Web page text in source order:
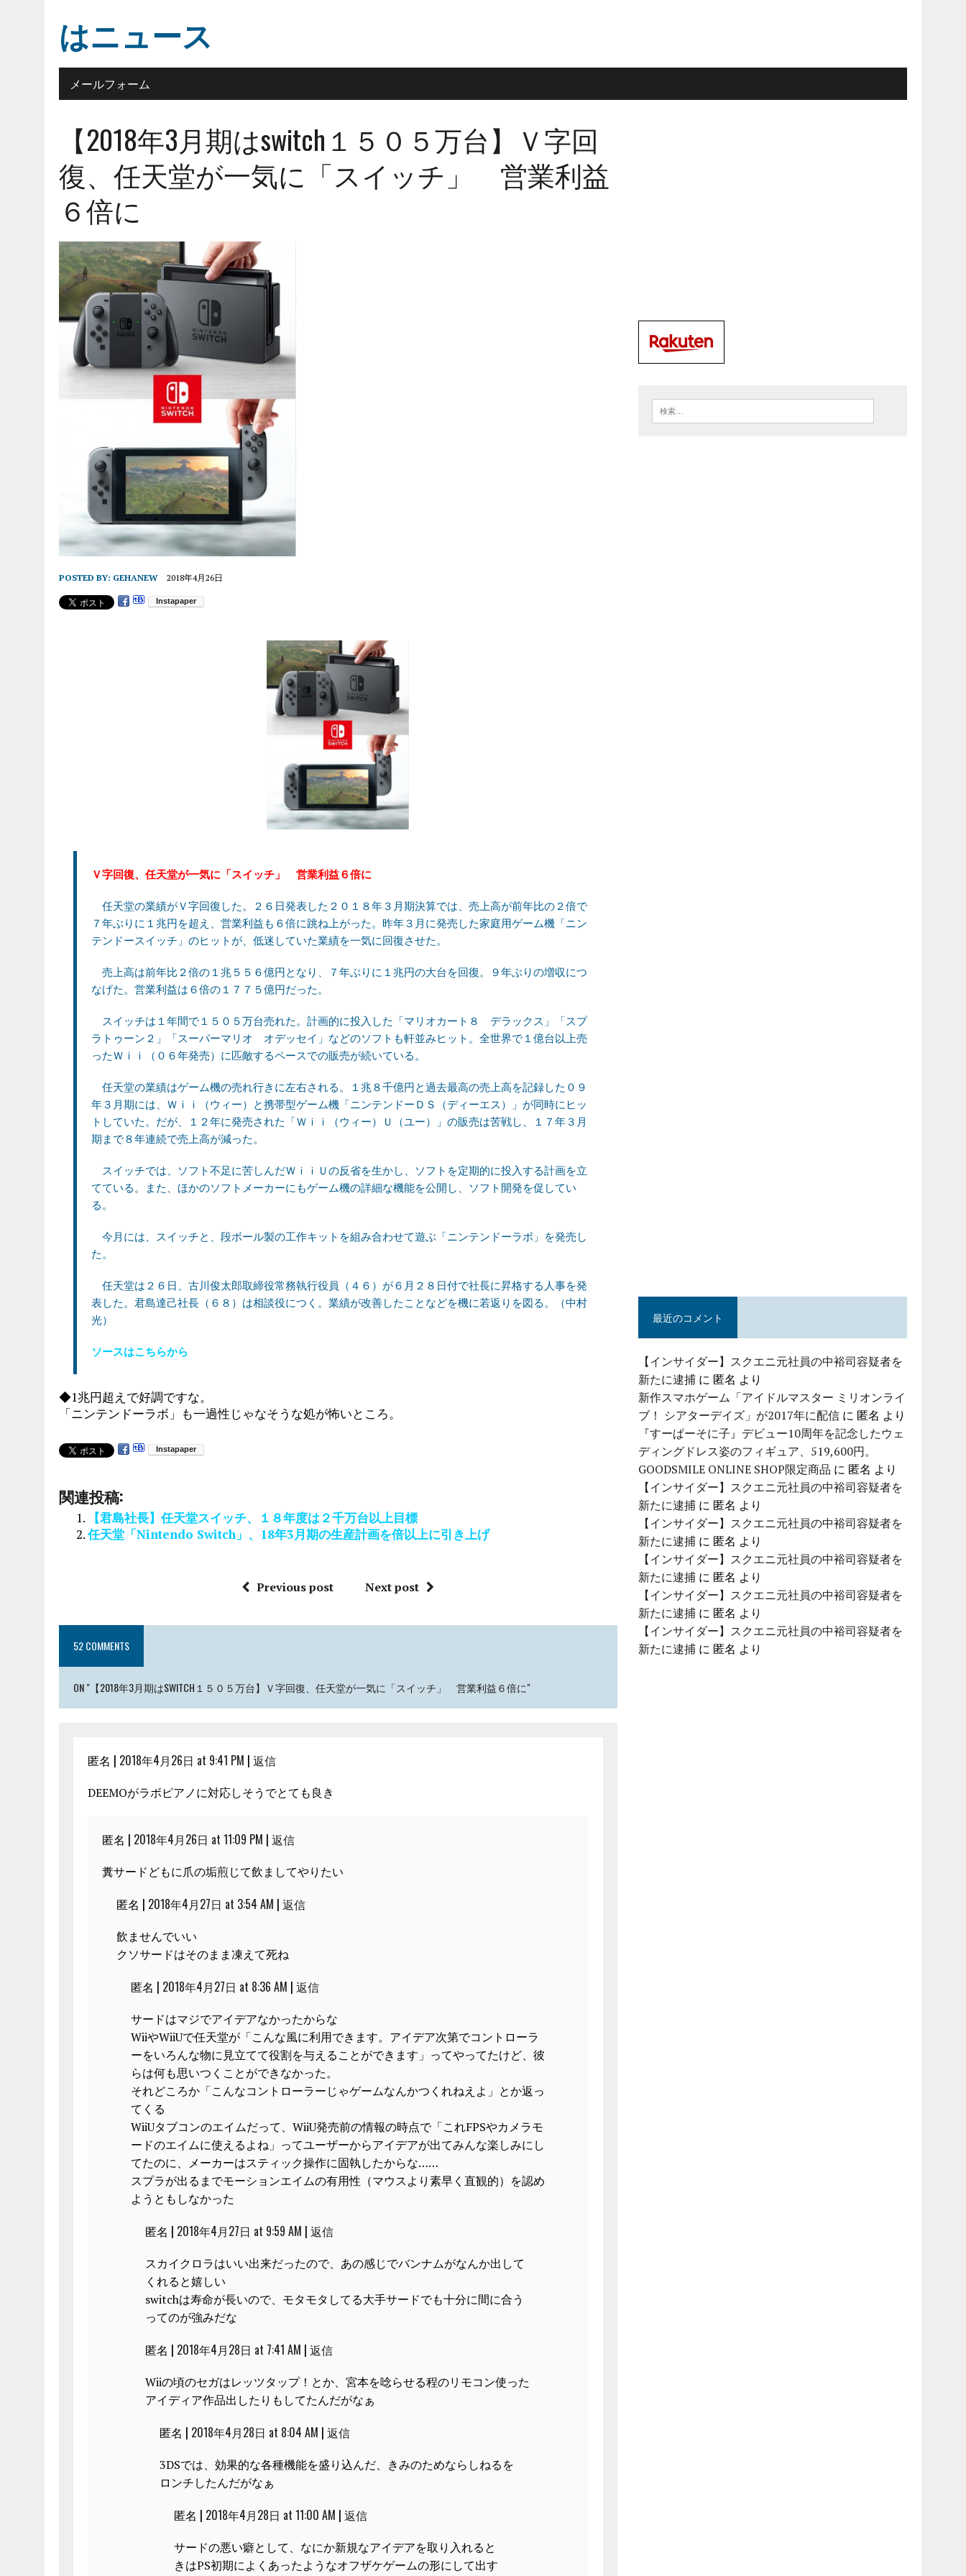
はニュース
メールフォーム
【2018年3月期はswitch１５０５万台】Ｖ字回
復、任天堂が一気に「スイッチ」 営業利益
６倍に
POSTED BY: GEHANEW 2018年4月26日
Ｖ字回復、任天堂が一気に「スイッチ」 営業利益６倍に
任天堂の業績がＶ字回復した。２６日発表した２０１８年３月期決算では、売上高が前年比の２倍で
７年ぶりに１兆円を超え、営業利益も６倍に跳ね上がった。昨年３月に発売した家庭用ゲーム機「ニン
テンドースイッチ」のヒットが、低迷していた業績を一気に回復させた。
売上高は前年比２倍の１兆５５６億円となり、７年ぶりに１兆円の大台を回復。９年ぶりの増収につ
なげた。営業利益は６倍の１７７５億円だった。
スイッチは１年間で１５０５万台売れた。計画的に投入した「マリオカート８ デラックス」「スプ
ラトゥーン２」「スーパーマリオ オデッセイ」などのソフトも軒並みヒット。全世界で１億台以上売
ったＷｉｉ（０６年発売）に匹敵するペースでの販売が続いている。
任天堂の業績はゲーム機の売れ行きに左右される。１兆８千億円と過去最高の売上高を記録した０９
年３月期には、Ｗｉｉ（ウィー）と携帯型ゲーム機「ニンテンドーＤＳ（ディーエス）」が同時にヒッ
トしていた。だが、１２年に発売された「Ｗｉｉ（ウィー）Ｕ（ユー）」の販売は苦戦し、１７年３月
期まで８年連続で売上高が減った。
スイッチでは、ソフト不足に苦しんだＷｉｉＵの反省を生かし、ソフトを定期的に投入する計画を立
てている。また、ほかのソフトメーカーにもゲーム機の詳細な機能を公開し、ソフト開発を促してい
る。
今月には、スイッチと、段ボール製の工作キットを組み合わせて遊ぶ「ニンテンドーラボ」を発売し
た。
任天堂は２６日、古川俊太郎取締役常務執行役員（４６）が６月２８日付で社長に昇格する人事を発
表した。君島達己社長（６８）は相談役につく。業績が改善したことなどを機に若返りを図る。（中村
光）
ソースはこちらから
◆1兆円超えで好調ですな。
「ニンテンドーラボ」も一過性じゃなそうな処が怖いところ。
関連投稿:
【君島社長】任天堂スイッチ、１８年度は２千万台以上目標
任天堂「Nintendo Switch」、18年3月期の生産計画を倍以上に引き上げ
Previous post Next post
52 COMMENTS
ON "【2018年3月期はSWITCH１５０５万台】Ｖ字回復、任天堂が一気に「スイッチ」 営業利益６倍に"
匿名 | 2018年4月26日 at 9:41 PM | 返信
DEEMOがラボピアノに対応しそうでとても良き
匿名 | 2018年4月26日 at 11:09 PM | 返信
糞サードどもに爪の垢煎じて飲ましてやりたい
匿名 | 2018年4月27日 at 3:54 AM | 返信
飲ませんでいい
クソサードはそのまま凍えて死ね
匿名 | 2018年4月27日 at 8:36 AM | 返信
サードはマジでアイデアなかったからな
WiiやWiiUで任天堂が「こんな風に利用できます。アイデア次第でコントローラ
ーをいろんな物に見立てて役割を与えることができます」ってやってたけど、彼
らは何も思いつくことができなかった。
それどころか「こんなコントローラーじゃゲームなんかつくれねえよ」とか返っ
てくる
WiiUタブコンのエイムだって、WiiU発売前の情報の時点で「これFPSやカメラモ
ードのエイムに使えるよね」ってユーザーからアイデアが出てみんな楽しみにし
てたのに、メーカーはスティック操作に固執したからな……
スプラが出るまでモーションエイムの有用性（マウスより素早く直観的）を認め
ようともしなかった
匿名 | 2018年4月27日 at 9:59 AM | 返信
スカイクロラはいい出来だったので、あの感じでバンナムがなんか出して
くれると嬉しい
switchは寿命が長いので、モタモタしてる大手サードでも十分に間に合う
ってのが強みだな
匿名 | 2018年4月28日 at 7:41 AM | 返信
Wiiの頃のセガはレッツタップ！とか、宮本を唸らせる程のリモコン使った
アイディア作品出したりもしてたんだがなぁ
匿名 | 2018年4月28日 at 8:04 AM | 返信
3DSでは、効果的な各種機能を盛り込んだ、きみのためならしねるを
ロンチしたんだがなぁ
匿名 | 2018年4月28日 at 11:00 AM | 返信
サードの悪い癖として、なにか新規なアイデアを取り入れると
きはPS初期によくあったようなオフザケゲームの形にして出す
最近のコメント
【インサイダー】スクエニ元社員の中裕司容疑者を
新たに逮捕 に 匿名 より
新作スマホゲーム「アイドルマスター ミリオンライ
ブ！ シアターデイズ」が2017年に配信 に 匿名 より
『すーぱーそに子』デビュー10周年を記念したウェ
ディングドレス姿のフィギュア、519,600円。
GOODSMILE ONLINE SHOP限定商品 に 匿名 より
【インサイダー】スクエニ元社員の中裕司容疑者を
新たに逮捕 に 匿名 より
【インサイダー】スクエニ元社員の中裕司容疑者を
新たに逮捕 に 匿名 より
【インサイダー】スクエニ元社員の中裕司容疑者を
新たに逮捕 に 匿名 より
【インサイダー】スクエニ元社員の中裕司容疑者を
新たに逮捕 に 匿名 より
【インサイダー】スクエニ元社員の中裕司容疑者を
新たに逮捕 に 匿名 より